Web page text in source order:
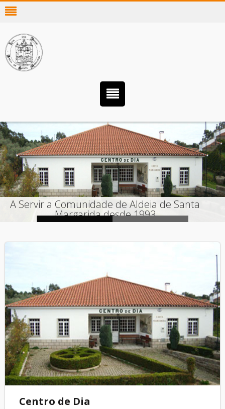
A Servir a Comunidade de Aldeia de Santa
Margarida desde 1993
Centro de Dia